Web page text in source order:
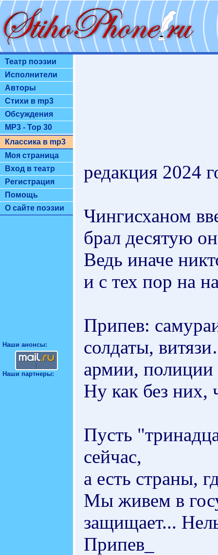
Театр поэзии
Исполнители
Авторы
Стихи в mp3
Обсуждения
MP3 - Top 30
Классика в mp3
Моя страница
Вход в театр
Регистрация
Помощь
О сайте поэзии
Наши анонсы:
Наши партнеры:
редакция 2024
Чингисханом
брал десятую
Ведь иначе
и с тех пор на
Припев:
солдаты,
армии,
Ну как без них,
Пусть
сейчас,
а есть страны,
Мы живем в
защищает...
Припев_